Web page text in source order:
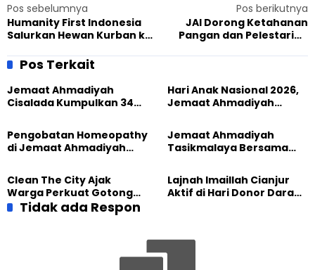
Pos sebelumnya
Humanity First Indonesia
Salurkan Hewan Kurban ke
Daerah 3T
Pos berikutnya
JAI Dorong Ketahanan
Pangan dan Pelestarian
Khilafat Ahmadiyah ke-118
Pos Terkait
Jemaat Ahmadiyah
Cisalada Kumpulkan 34
Aksi Donor
Hari Anak Nasional 2026,
Jemaat Ahmadiyah
Masyarakat Perkuat
Perlindungan Anak
Pengobatan Homeopathy
di Jemaat Ahmadiyah
Rasakan Manfaat
Jemaat Ahmadiyah
Tasikmalaya Bersama
Pengobatan Homeopathy
Gratis
Clean The City Ajak
Warga Perkuat Gotong
Royong Jaga Lingkungan
Lajnah Imaillah Cianjur
Aktif di Hari Donor Darah
Tidak ada Respon